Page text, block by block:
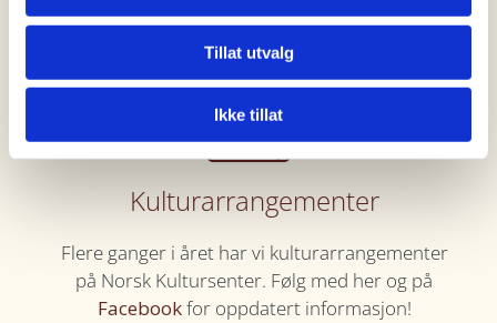
Tillat utvalg
Ikke tillat
flere århundre
Kulturarrangementer
Flere ganger i året har vi kulturarrangementer
på Norsk Kultursenter. Følg med her og på
Facebookfor oppdatert informasjon!